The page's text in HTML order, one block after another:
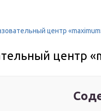
центр
центр